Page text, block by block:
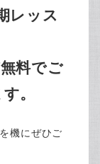
レッス
料でご
。
機にぜひご